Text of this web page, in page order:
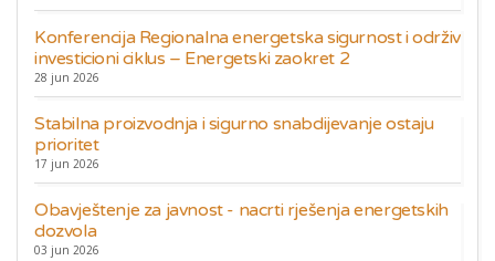
Konferencija Regionalna energetska sigurnost i održiv
investicioni ciklus – Energetski zaokret 2
28 jun 2026
Stabilna proizvodnja i sigurno snabdijevanje ostaju
prioritet
17 jun 2026
Obavještenje za javnost - nacrti rješenja energetskih
dozvola
03 jun 2026